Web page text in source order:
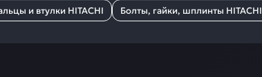
и втулки HITACHI Болты, гайки, шплинты HITACHI